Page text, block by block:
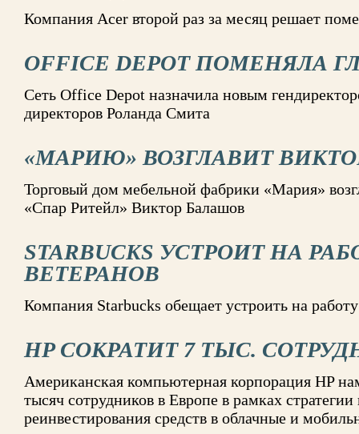
Компания Acer второй раз за месяц решает
OFFICE DEPOT ПОМЕНЯЛА
Сеть Office Depot назначила новым
директоров Роланда Смита
«МАРИЮ» ВОЗГЛАВИТ
Торговый дом мебельной фабрики «Мария»
«Спар Ритейл» Виктор Балашов
STARBUCKS УСТРОИТ НА
ВЕТЕРАНОВ
Компания Starbucks обещает устроить на
HP СОКРАТИТ 7 ТЫС.
Американская компьютерная корпорация HP
тысяч сотрудников в Европе в рамках
реинвестирования средств в облачные и